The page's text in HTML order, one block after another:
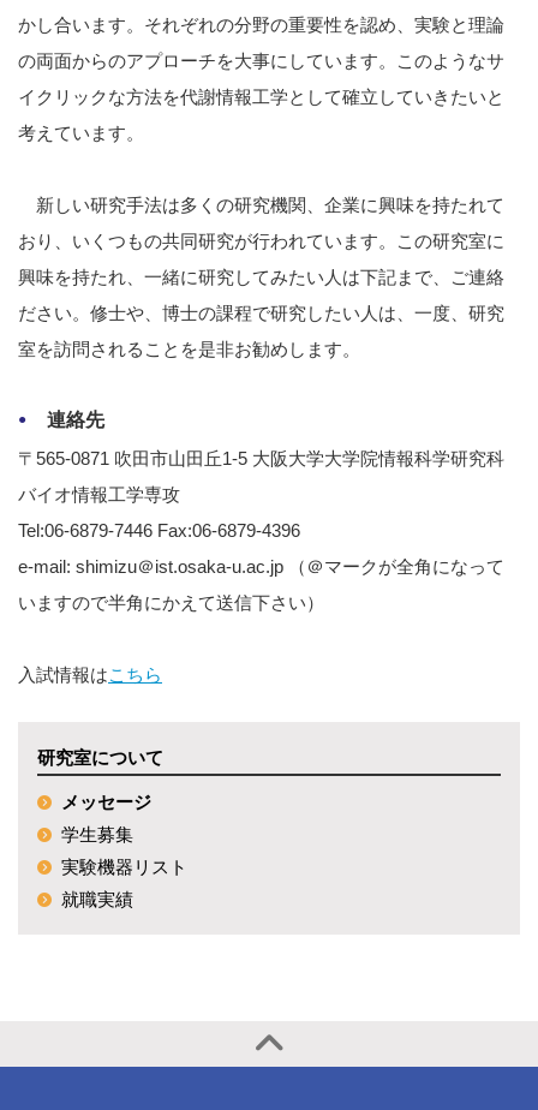
かし合います。それぞれの分野の重要性を認め、実験と理論
の両面からのアプローチを大事にしています。このようなサ
イクリックな方法を代謝情報工学として確立していきたいと
考えています。
新しい研究手法は多くの研究機関、企業に興味を持たれて
おり、いくつもの共同研究が行われています。この研究室に
興味を持たれ、一緒に研究してみたい人は下記まで、ご連絡
ださい。修士や、博士の課程で研究したい人は、一度、研究
室を訪問されることを是非お勧めします。
連絡先
〒565-0871 吹田市山田丘1-5 大阪大学大学院情報科学研究科
バイオ情報工学専攻
Tel:06-6879-7446 Fax:06-6879-4396
e-mail: shimizu＠ist.osaka-u.ac.jp （＠マークが全角になって
いますので半角にかえて送信下さい）
入試情報はこちら
研究室について
メッセージ
学生募集
実験機器リスト
就職実績